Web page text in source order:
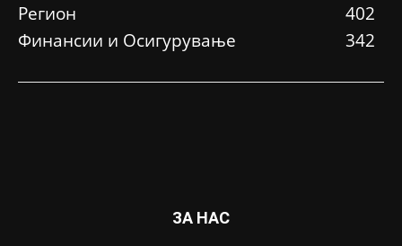
Регион
402
Финансии и Осигурување
342
ЗА НАС